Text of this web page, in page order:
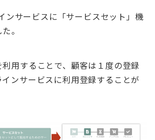
ンサービスに「サービスセット」機
。
用することで、顧客は１度の登録
ンサービスに利用登録することが